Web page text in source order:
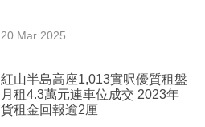
20 Mar 2025
紅山半島高座1,013實呎優質租盤
月租4.3萬元連車位成交 2023年
貨租金回報逾2厘